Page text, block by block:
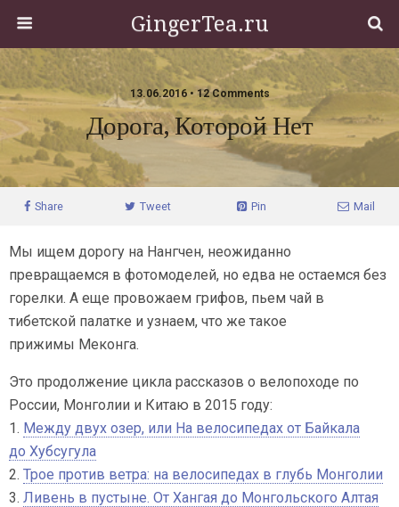
GingerTea.ru
13.06.2016 • 12 Comments
Дорога, Которой Нет
Share Tweet Pin Mail
Мы ищем дорогу на Нангчен, неожиданно
превращаемся в фотомоделей, но едва не остаемся без
горелки. А еще провожаем грифов, пьем чай в
тибетской палатке и узнаем, что же такое
прижимы Меконга.
Это продолжение цикла рассказов о велопоходе по
России, Монголии и Китаю в 2015 году:
1. Между двух озер, или На велосипедах от Байкала
до Хубсугула
2. Трое против ветра: на велосипедах в глубь Монголии
3. Ливень в пустыне. От Хангая до Монгольского Алтая